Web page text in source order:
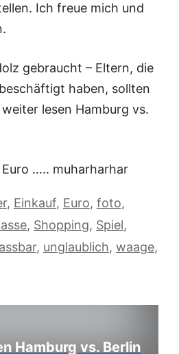
Ich freue mich und
gebraucht – Eltern, die
haben, sollten
lesen Hamburg vs.
….. muharharhar
, Einkauf, Euro, foto,
, Shopping, Spiel,
, unglaublich, waage,
Hamburg vs. Berlin